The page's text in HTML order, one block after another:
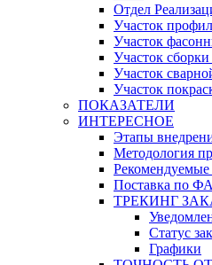
Отдел
Участок
Участок
Участок
Участок
Участок
ПОКАЗАТЕЛИ
ИНТЕРЕСНОЕ
Этапы
Методология
Поставка по
ТРЕКИНГ
Статус
Графики